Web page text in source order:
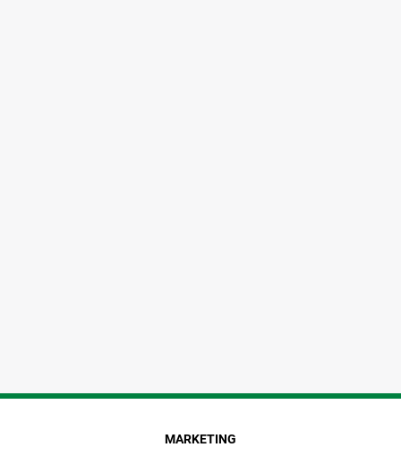
MARKETING